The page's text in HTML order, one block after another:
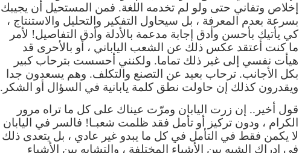
إخلاص وتفاني حتى ولو لم تخدمه اللغة. فمن المستحيل أن يجيبك
بسرعة بعدم المعرفة ، بل سيحاول التفكير والتحليل والاستنتاج ،
كي يأتيك بأحسن وأدق إجابة مدعمة بالأدلة وأدق التفاصيل! لأمر
ما كنت أعتقد عكس ذلك عن الشعب الياباني ، أو بالأحرى قد
هيأت نفسي إلى غير ذلك تماما. ولكنني أحسست بترحاب كبير
بكل الأجانب. ترحاب بعيد عن التصنع والتكلف. وهم يسعدون جدا
ويقدرون كذلك إن حاولت نطق كلمة يابانية في السؤال أو الشكر.
قول أخير.. إن زرت اليابان ومرّت عيناك على كل ما تراه مرور
الكرام ، ودون تركيز أو تأمل فقد ظلمت شعبـا! فالسر في اليابان
لا يكمن فقط في التأمل في كل ما يبدو غير عادي ، بل يتعدى ذلك
في إدراك الشبه بين الأشياء المختلفة ، والتشابه بين الأشياء